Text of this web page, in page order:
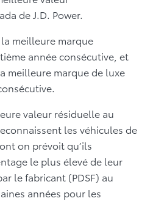
de J.D. Power.
meilleure marque
année consécutive, et
meilleure marque de luxe
valeur résiduelle au
les véhicules de
on prévoit qu’ils
le plus élevé de leur
le fabricant (PDSF) au
années pour les